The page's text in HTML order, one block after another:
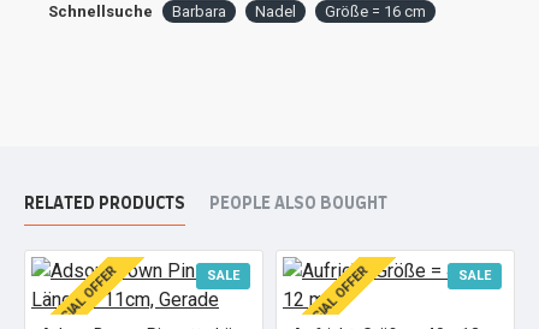
Schnellsuche Barbara Nadel Größe = 16 cm
RELATED PRODUCTS PEOPLE ALSO BOUGHT
SPECIAL OFFER SALE SPECIAL OFFER SALE